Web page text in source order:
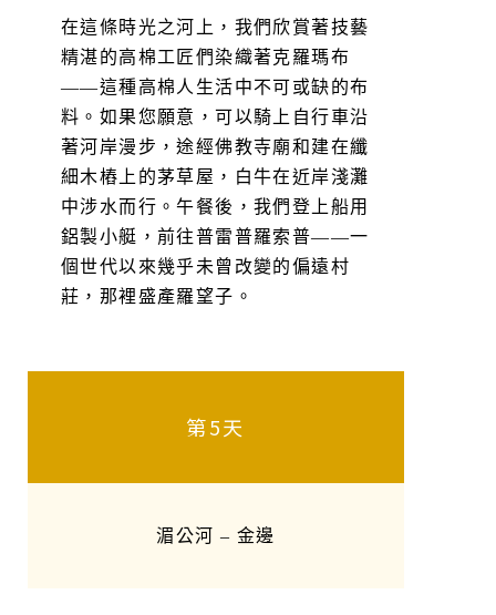
在這條時光之河上，我們欣賞著技藝
精湛的高棉工匠們染織著克羅瑪布
——這種高棉人生活中不可或缺的布
料。如果您願意，可以騎上自行車沿
著河岸漫步，途經佛教寺廟和建在纖
細木樁上的茅草屋，白牛在近岸淺灘
中涉水而行。午餐後，我們登上船用
鋁製小艇，前往普雷普羅索普——一
個世代以來幾乎未曾改變的偏遠村
莊，那裡盛產羅望子。
第5天
湄公河 – 金邊